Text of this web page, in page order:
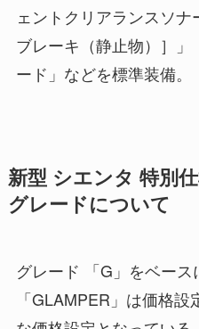
ェントクリアランスソ
ブレーキ（静止物）］
ード」などを標準装備。
新型 シエンタ 特別
グレードについて
グレード 「G」をベー
「GLAMPER」は価格